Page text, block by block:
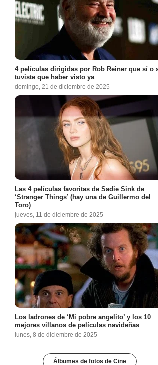
4 películas dirigidas por Rob Reiner que sí o
tuviste que haber visto ya
domingo, 21 de diciembre de 2025
Las 4 películas favoritas de Sadie Sink de
‘Stranger Things’ (hay una de Guillermo del
Toro)
jueves, 11 de diciembre de 2025
Los ladrones de ‘Mi pobre angelito’ y los 10
mejores villanos de películas navideñas
lunes, 8 de diciembre de 2025
Álbumes de fotos de Cine